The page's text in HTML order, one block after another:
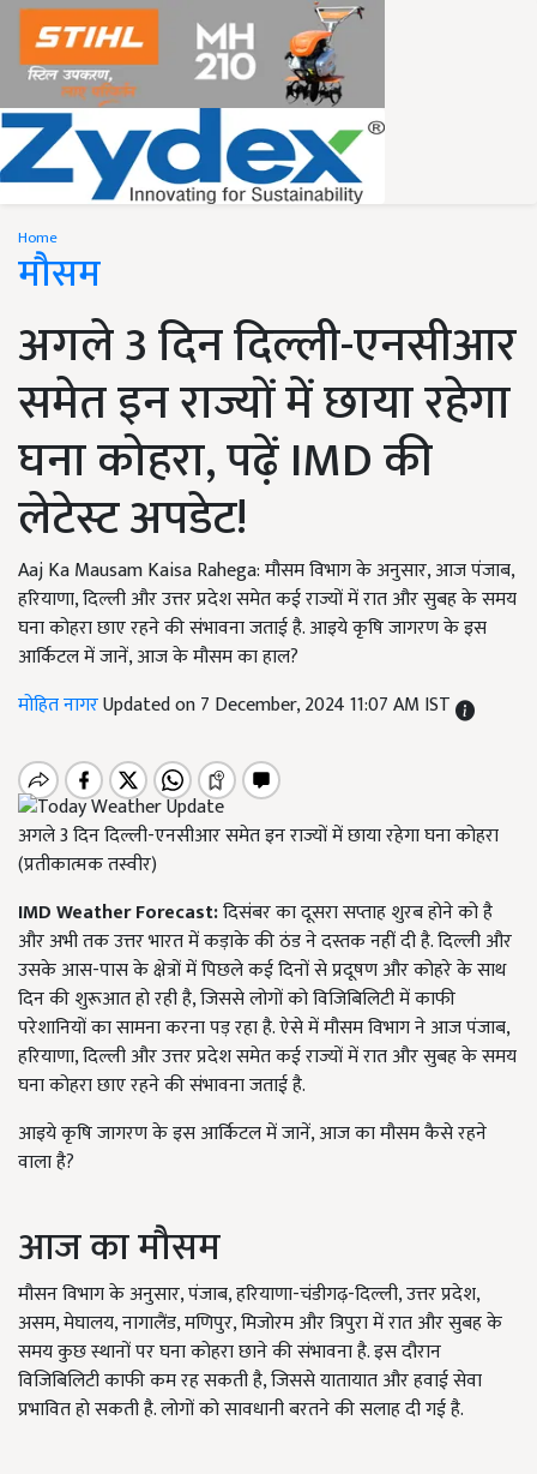
Home
मौसम
अगले 3 दिन दिल्ली-एनसीआर
समेत इन राज्यों में छाया रहेगा
घना कोहरा, पढ़ें IMD की
लेटेस्ट अपडेट!
Aaj Ka Mausam Kaisa Rahega: मौसम विभाग के अनुसार, आज पंजाब,
हरियाणा, दिल्ली और उत्तर प्रदेश समेत कई राज्यों में रात और सुबह के समय
घना कोहरा छाए रहने की संभावना जताई है. आइये कृषि जागरण के इस
आर्किटल में जानें, आज के मौसम का हाल?
मोहित नागरUpdated on 7 December, 2024 11:07 AM IST
अगले 3 दिन दिल्ली-एनसीआर समेत इन राज्यों में छाया रहेगा घना कोहरा
(प्रतीकात्मक तस्वीर)
IMD Weather Forecast:दिसंबर का दूसरा सप्ताह शुरब होने को है
और अभी तक उत्तर भारत में कड़ाके की ठंड ने दस्तक नहीं दी है. दिल्ली और
उसके आस-पास के क्षेत्रों में पिछले कई दिनों से प्रदूषण और कोहरे के साथ
दिन की शुरूआत हो रही है, जिससे लोगों को विजिबिलिटी में काफी
परेशानियों का सामना करना पड़ रहा है. ऐसे में मौसम विभाग ने आज पंजाब,
हरियाणा, दिल्ली और उत्तर प्रदेश समेत कई राज्यों में रात और सुबह के समय
घना कोहरा छाए रहने की संभावना जताई है.
आइये कृषि जागरण के इस आर्किटल में जानें, आज का मौसम कैसे रहने
वाला है?
आज का मौसम
मौसन विभाग के अनुसार, पंजाब, हरियाणा-चंडीगढ़-दिल्ली, उत्तर प्रदेश,
असम, मेघालय, नागालैंड, मणिपुर, मिजोरम और त्रिपुरा में रात और सुबह के
समय कुछ स्थानों पर घना कोहरा छाने की संभावना है. इस दौरान
विजिबिलिटी काफी कम रह सकती है, जिससे यातायात और हवाई सेवा
प्रभावित हो सकती है. लोगों को सावधानी बरतने की सलाह दी गई है.